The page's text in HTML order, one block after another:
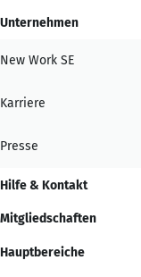
Unternehmen
New Work SE
Karriere
Presse
Hilfe & Kontakt
Mitgliedschaften
Hauptbereiche